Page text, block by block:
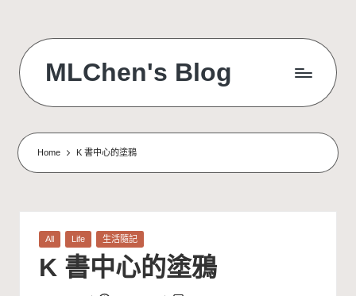
content
MLChen's Blog
Home K 書中心的塗鴉
Posted
All Life 生活隨記
K 書中心的塗鴉